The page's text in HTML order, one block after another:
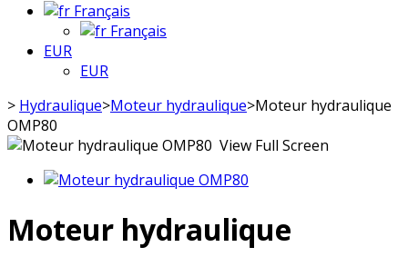
Français
Français
EUR
EUR
> Hydraulique>Moteur hydraulique>Moteur hydraulique
OMP80
View Full Screen
Moteur hydraulique